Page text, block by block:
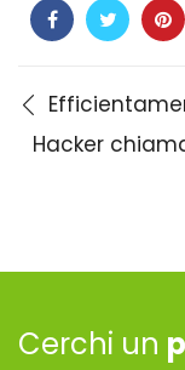
Hacker
Cerchi un